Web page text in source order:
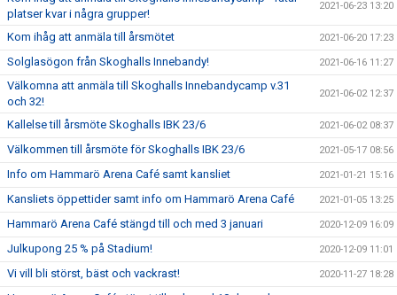
platser kvar i några grupper!
2021-06-23 13:20
Kom ihåg att anmäla till årsmötet 2021-06-20 17:23
Solglasögon från Skoghalls Innebandy! 2021-06-16 11:27
Välkomna att anmäla till Skoghalls Innebandycamp v.31
och 32!
2021-06-02 12:37
Kallelse till årsmöte Skoghalls IBK 23/6 2021-06-02 08:37
Välkommen till årsmöte för Skoghalls IBK 23/6 2021-05-17 08:56
Info om Hammarö Arena Café samt kansliet 2021-01-21 15:16
Kansliets öppettider samt info om Hammarö Arena Café 2021-01-05 13:25
Hammarö Arena Café stängd till och med 3 januari 2020-12-09 16:09
Julkupong 25 % på Stadium! 2020-12-09 11:01
Vi vill bli störst, bäst och vackrast! 2020-11-27 18:28